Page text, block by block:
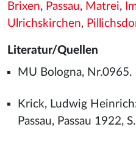
Brixen, Passau, Matrei,
Ulrichskirchen,
Literatur/Quellen
MU Bologna, Nr.0965.
Krick, Ludwig
Passau, Passau 1922,